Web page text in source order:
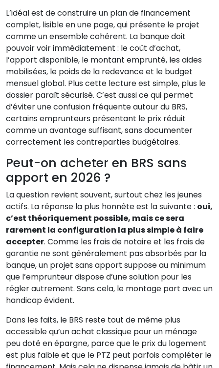
L’idéal est de construire un plan de financement
complet, lisible en une page, qui présente le projet
comme un ensemble cohérent. La banque doit
pouvoir voir immédiatement : le coût d’achat,
l’apport disponible, le montant emprunté, les aides
mobilisées, le poids de la redevance et le budget
mensuel global. Plus cette lecture est simple, plus le
dossier paraît sécurisé. C’est aussi ce qui permet
d’éviter une confusion fréquente autour du BRS,
certains emprunteurs présentant le prix réduit
comme un avantage suffisant, sans documenter
correctement les contreparties budgétaires.
Peut-on acheter en BRS sans
apport en 2026 ?
La question revient souvent, surtout chez les jeunes
actifs. La réponse la plus honnête est la suivante : oui,
c’est théoriquement possible, mais ce sera
rarement la configuration la plus simple à faire
accepter. Comme les frais de notaire et les frais de
garantie ne sont généralement pas absorbés par la
banque, un projet sans apport suppose au minimum
que l’emprunteur dispose d’une solution pour les
régler autrement. Sans cela, le montage part avec un
handicap évident.
Dans les faits, le BRS reste tout de même plus
accessible qu’un achat classique pour un ménage
peu doté en épargne, parce que le prix du logement
est plus faible et que le PTZ peut parfois compléter le